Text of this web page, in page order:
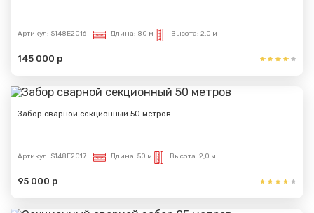
Артикул: S148E2016 Длина: 80 м Высота: 2,0 м
145 000 р
Забор сварной секционный 50 метров
Артикул: S148E2017 Длина: 50 м Высота: 2,0 м
95 000 р